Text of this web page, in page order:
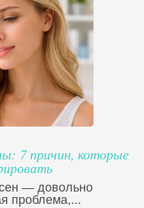
7 причин, которые
— довольно
проблема,...